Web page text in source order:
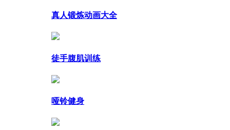
真人锻炼动画大全
徒手腹肌训练
哑铃健身